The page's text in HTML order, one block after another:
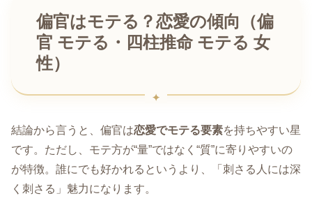
偏官はモテる？恋愛の傾向（偏
官 モテる・四柱推命 モテる 女
性）
結論から言うと、偏官は恋愛でモテる要素を持ちやすい星
です。ただし、モテ方が“量”ではなく“質”に寄りやすいの
が特徴。誰にでも好かれるというより、「刺さる人には深
く刺さる」魅力になります。